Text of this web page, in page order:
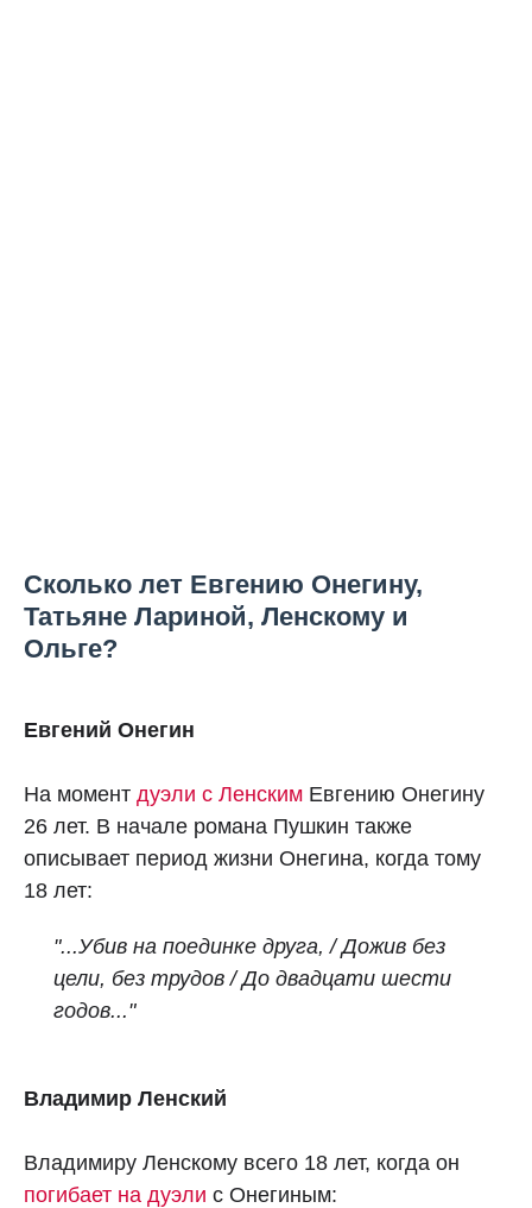
Сколько лет Евгению Онегину,
Татьяне Лариной, Ленскому и
Ольге?
Евгений Онегин
На момент дуэли с Ленским Евгению Онегину
26 лет. В начале романа Пушкин также
описывает период жизни Онегина, когда тому
18 лет:
"...Убив на поединке друга, / Дожив без
цели, без трудов / До двадцати шести
годов..."
Владимир Ленский
Владимиру Ленскому всего 18 лет, когда он
погибает на дуэли с Онегиным: